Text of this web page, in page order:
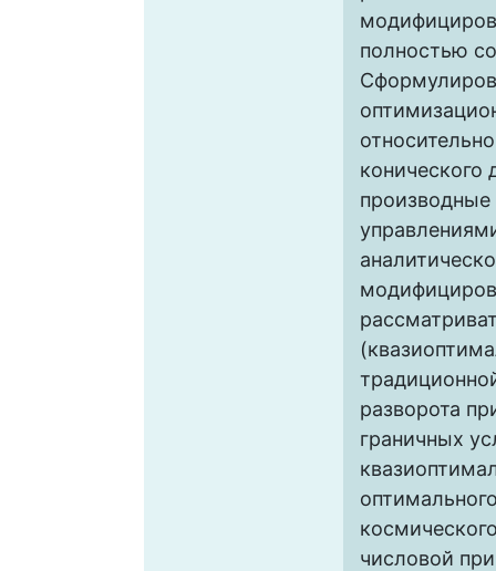
полностью
конического
разворота
граничных
числовой